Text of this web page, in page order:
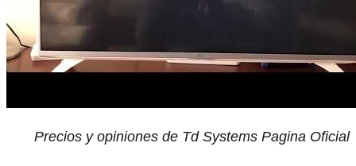
Precios y opiniones de Td Systems Pagina Oficial